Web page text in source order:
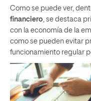
Como se puede ver,
financiero , se destaca
con la economía de la
como se pueden evitar
funcionamiento regular